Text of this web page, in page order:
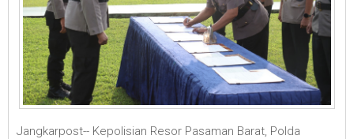
Jangkarpost-- Kepolisian Resor Pasaman Barat, Polda